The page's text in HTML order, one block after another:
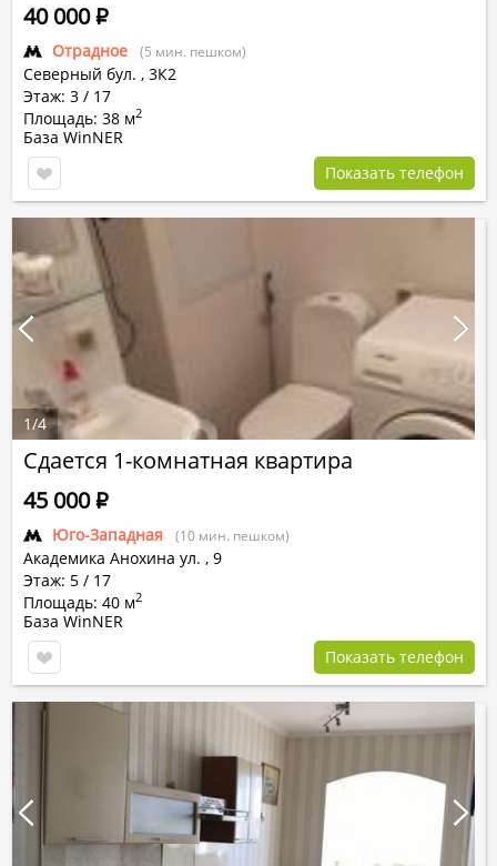
Отрадное (5 мин. пешком)
Северный бул. , 3К2
Этаж: 3 / 17
Площадь: 38 м2
40 000Р
База WinNER
Показать телефон
Сдается 1-комнатная квартира
Юго-Западная (10 мин. пешком)
Академика Анохина ул. , 9
Этаж: 5 / 17
Площадь: 40 м2
45 000Р
База WinNER
Показать телефон
1/4